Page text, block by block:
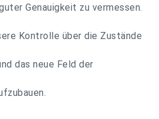
Genauigkeit zu vermessen.
Kontrolle über die Zustände
das neue Feld der